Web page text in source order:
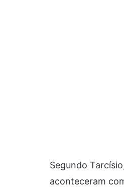
Segundo
aconteceram